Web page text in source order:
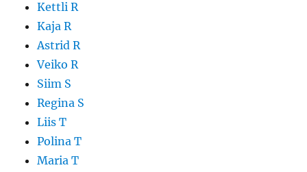
Kettli R
Kaja R
Astrid R
Veiko R
Siim S
Regina S
Liis T
Polina T
Maria T